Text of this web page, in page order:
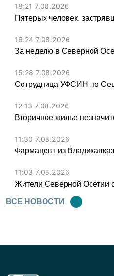
18:21 7.08.2026
Пятерых человек,
16:24 7.08.2026
За неделю в Северной
15:28 7.08.2026
Сотрудница УФСИН по
12:13 7.08.2026
Вторичное жилье
11:30 7.08.2026
Фармацевт из
11:03 7.08.2026
Жители Северной Осетии
ВСЕ НОВОСТИ